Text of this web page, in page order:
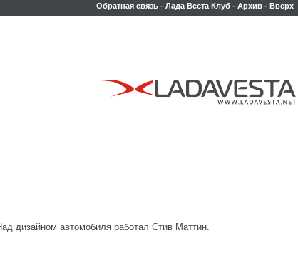
Обратная связь - Лада Веста Клуб - Архив - Вверх
дизайном автомобиля работал Стив Маттин.